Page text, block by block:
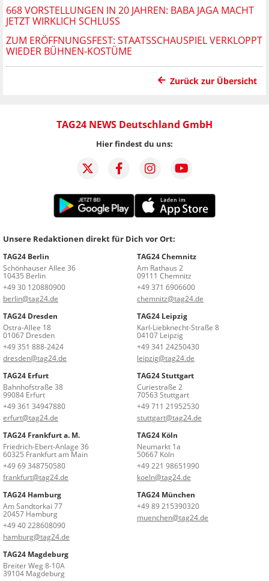
668 VORSTELLUNGEN IN 20 JAHREN: BABA JAGA MACHT
JETZT WIRKLICH SCHLUSS
ZUM ERÖFFNUNGSFEST: STAATSSCHAUSPIEL VERKLOPPT
WIEDER BÜHNEN-KOSTÜME
Zurück zur Übersicht
TAG24 NEWS Deutschland GmbH
Hier findest du uns:
Unsere Redaktionen direkt für Dich vor Ort:
TAG24 Berlin
Schönhauser Allee 36
10435 Berlin
+49 30 120880900
berlin@tag24.de
TAG24 Chemnitz
Am Rathaus 2
09111 Chemnitz
+49 371 6906600
chemnitz@tag24.de
TAG24 Dresden
Ostra-Allee 18
01067 Dresden
+49 351 888-2424
dresden@tag24.de
TAG24 Leipzig
Karl-Liebknecht-Straße 8
04107 Leipzig
+49 341 24250430
leipzig@tag24.de
TAG24 Erfurt
Bahnhofstraße 38
99084 Erfurt
+49 361 34947880
erfurt@tag24.de
TAG24 Stuttgart
Curiestraße 2
70563 Stuttgart
+49 711 21952530
stuttgart@tag24.de
TAG24 Frankfurt a. M.
Friedrich-Ebert-Anlage 36
60325 Frankfurt am Main
+49 69 348750580
frankfurt@tag24.de
TAG24 Köln
Neumarkt 1a
50667 Köln
+49 221 98651990
koeln@tag24.de
TAG24 Hamburg
Am Sandtorkai 77
20457 Hamburg
+49 40 228608090
hamburg@tag24.de
TAG24 München
+49 89 215390320
muenchen@tag24.de
TAG24 Magdeburg
Breiter Weg 8-10A
39104 Magdeburg